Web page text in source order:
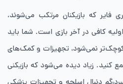
فایر که بازیکنان مرتکب می‌شوند،
کافی در آخر بازی است. شما باید
کوچک‌تر نمی‌شود، تجهیزات و کمک‌های
کنید. زیاد دیده می‌شود که بازیکنی
دنبال اسلحه و تجهیزات پزشکی